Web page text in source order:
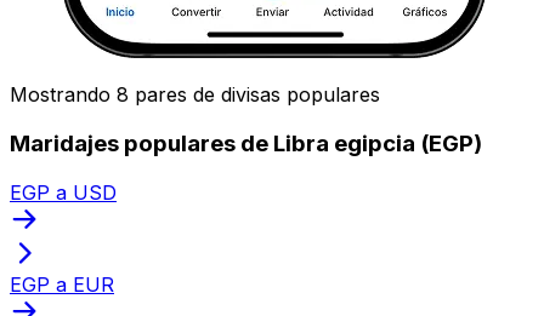
Mostrando 8 pares de divisas populares
Maridajes populares de Libra egipcia (EGP)
EGP a USD
EGP a EUR